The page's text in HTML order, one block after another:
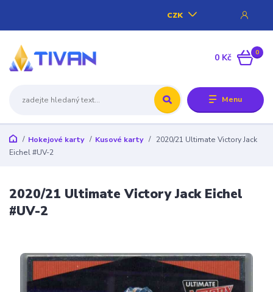
Menu
CZK
0
0 Kč
Hokejové karty Kusové karty
2020/21 Ultimate Victory Jack
Eichel #UV-2
2020/21 Ultimate Victory Jack Eichel
#UV-2